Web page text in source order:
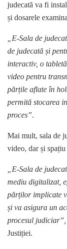
judecată va fi
și dosarele
„E-Sala de
de judecată și
interactiv, o
video pentru
părțile aflate în
permită stocarea
proces”.
Mai mult, sala de
video, dar și
„E-Sala de
mediu digitalizat,
părților implicate
și va asigura un
procesul judiciar”,
Justiției.